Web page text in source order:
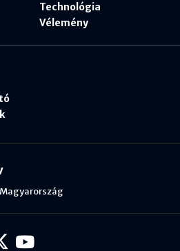
Technológia
Vélemény